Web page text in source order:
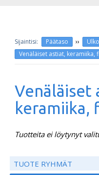
Päätaso ››
Venäläiset astiat, keramiika,
Venäläiset
keramiika,
Tuotteita ei löytynyt
TUOTE RYHMÄT